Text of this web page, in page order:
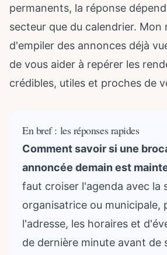
permanents, la réponse
secteur que du calendrier. Mon
d'empiler des annonces déjà
de vous aider à repérer les
crédibles, utiles et proches de
En bref : les réponses rapides
Comment savoir si une
annoncée demain est
faut croiser l'agenda avec la
organisatrice ou municipale,
l'adresse, les horaires et
de dernière minute avant de